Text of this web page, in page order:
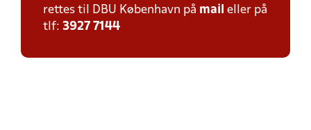
rettes til DBU København på mail eller på
tlf: 3927 7144